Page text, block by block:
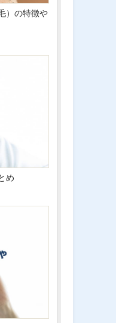
）の特徴や
め